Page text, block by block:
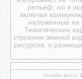
рельеф, но и
включая
наложенные на
Тематические
строении земной
ресурсов, о
Онлайн всего: 1